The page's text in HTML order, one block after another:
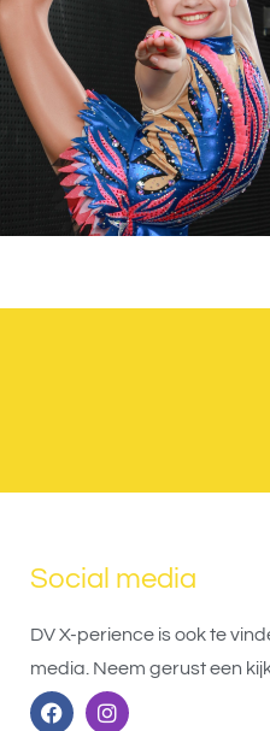
Social media
DV X-perience is ook te
media. Neem gerust een